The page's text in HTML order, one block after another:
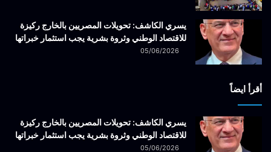
يسري الكاشف: تحويلات المصريين بالخارج ركيزة
للاقتصاد الوطني وثروة بشرية يجب استثمار خبراتها
05/06/2026
أقرأ ايضاً
يسري الكاشف: تحويلات المصريين بالخارج ركيزة
للاقتصاد الوطني وثروة بشرية يجب استثمار خبراتها
05/06/2026